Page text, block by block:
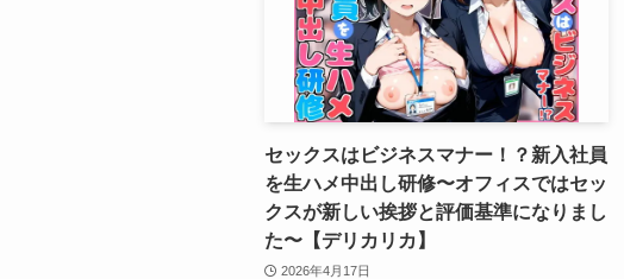
セックスはビジネスマナー！？新入社員
を生ハメ中出し研修〜オフィスではセッ
クスが新しい挨拶と評価基準になりまし
た〜【デリカリカ】
2026年4月17日